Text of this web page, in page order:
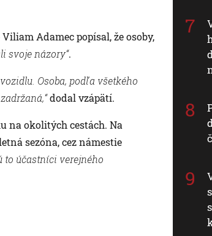
Adamec popísal, že osoby,
svoje názory“.
Osoba, podľa všetkého
dodal vzápätí.
na okolitých cestách. Na
sezóna, cez námestie
to účastníci verejného